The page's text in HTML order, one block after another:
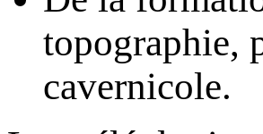
topographie,
cavernicole.